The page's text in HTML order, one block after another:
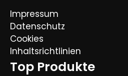
Impressum
Datenschutz
Cookies
Inhaltsrichtlinien
Top Produkte